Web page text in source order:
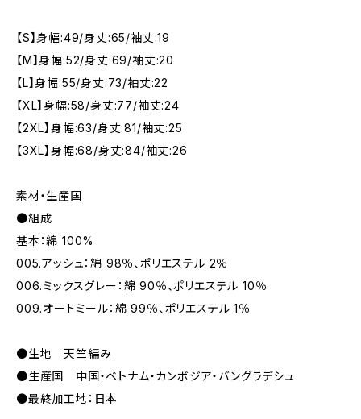
【S】身幅:49/身丈:65/袖丈:19
【M】身幅:52/身丈:69/袖丈:20
【L】身幅:55/身丈:73/袖丈:22
【XL】身幅:58/身丈:77/袖丈:24
【2XL】身幅:63/身丈:81/袖丈:25
【3XL】身幅:68/身丈:84/袖丈:26
素材・生産国
●組成
基本：綿 100%
005.アッシュ：綿 98％、ポリエステル 2％
006.ミックスグレー：綿 90％、ポリエステル 10％
009.オートミール：綿 99％、ポリエステル 1％
●生地 天竺編み
●生産国 中国・ベトナム・カンボジア・バングラデシュ
●最終加工地：日本